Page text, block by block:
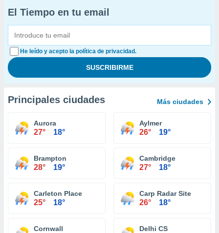
El Tiempo en tu email
He leído y acepto la política de privacidad.
Principales ciudades Más ciudades
Aurora
27° 18°
Aylmer
26° 19°
Brampton
28° 19°
Cambridge
27° 18°
Carleton Place
25° 18°
Carp Radar Site
26° 18°
Cornwall Delhi CS